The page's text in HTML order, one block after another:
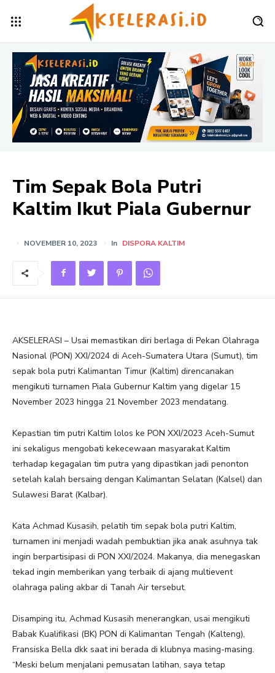
Tim Sepak Bola Putri
Kaltim Ikut Piala Gubernur
NOVEMBER 10, 2023 In DISPORA KALTIM
AKSELERASI – Usai memastikan diri berlaga di Pekan Olahraga
Nasional (PON) XXI/2024 di Aceh-Sumatera Utara (Sumut), tim
sepak bola putri Kalimantan Timur (Kaltim) direncanakan
mengikuti turnamen Piala Gubernur Kaltim yang digelar 15
November 2023 hingga 21 November 2023 mendatang.
Kepastian tim putri Kaltim lolos ke PON XXI/2023 Aceh-Sumut
ini sekaligus mengobati kekecewaan masyarakat Kaltim
terhadap kegagalan tim putra yang dipastikan jadi penonton
setelah kalah bersaing dengan Kalimantan Selatan (Kalsel) dan
Sulawesi Barat (Kalbar).
Kata Achmad Kusasih, pelatih tim sepak bola putri Kaltim,
turnamen ini menjadi wadah pembuktian jika anak asuhnya tak
ingin berpartisipasi di PON XXI/2024. Makanya, dia menegaskan
tekad ingin memberikan yang terbaik di ajang multievent
olahraga paling akbar di Tanah Air tersebut.
Disamping itu, Achmad Kusasih menerangkan, usai mengikuti
Babak Kualifikasi (BK) PON di Kalimantan Tengah (Kalteng),
Fransiska Bella dkk saat ini berada di klubnya masing-masing.
“Meski belum menjalani pemusatan latihan, saya tetap